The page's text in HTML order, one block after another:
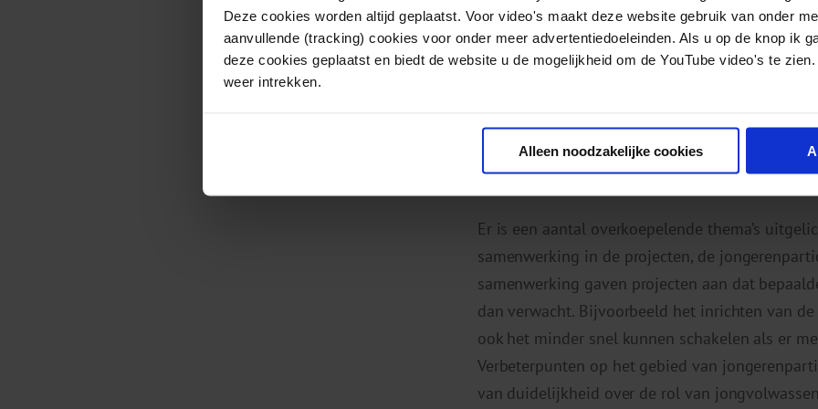
Deze cookies worden altijd geplaatst. Voor video's maakt deze website gebruik van onder
aanvullende (tracking) cookies voor onder meer advertentiedoeleinden. Als u op de knop ik
deze cookies geplaatst en biedt de website u de mogelijkheid om de YouTube video's te
weer intrekken.
Alleen noodzakelijke cookies
en de resultaten zichtbaar maken.
De meeste knelpunten lagen bij de organisatie
Maatschappelijke knelpunten waren onder
aankomende bezuinigingen, de
het werkveld.
Er is een aantal overkoepelende thema’s
samenwerking in de projecten, de
samenwerking gaven projecten aan dat
dan verwacht. Bijvoorbeeld het inrichten van
ook het minder snel kunnen schakelen als er
Verbeterpunten op het gebied van
van duidelijkheid over de rol van